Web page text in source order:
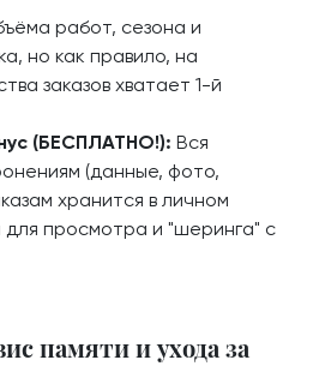
работ, сезона и
но как правило, на
заказов хватает 1-й
(БЕСПЛАТНО!): Вся
(данные, фото,
хранится в личном
просмотра и "шеринга" с
памяти и ухода за